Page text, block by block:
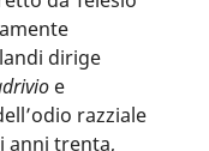
dirige
e
razziale
anni trenta,